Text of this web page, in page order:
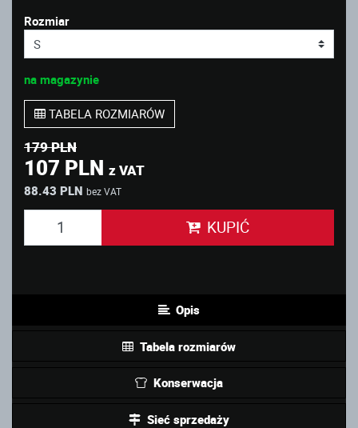
Rozmiar
na magazynie
TABELA ROZMIARÓW
179 PLN
107 PLN z VAT
88.43 PLN bez VAT
KUPIĆ
Opis
Tabela rozmiarów
Konserwacja
Sieć sprzedaży